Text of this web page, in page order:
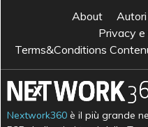
About Autori
Privacy e
Terms&Conditions
Nextwork360 è il più grande